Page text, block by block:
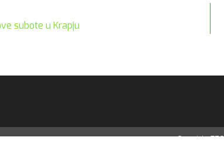
subote u Krapju
Copyright-